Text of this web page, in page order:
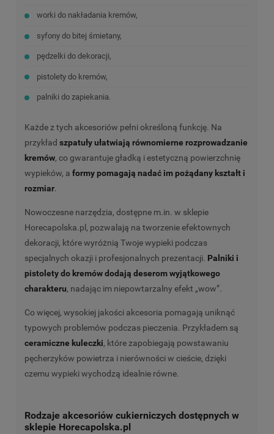
worki do nakładania kremów,
syfony do bitej śmietany,
pędzelki do dekoracji,
pistolety do kremów,
palniki do zapiekania.
Każde z tych akcesoriów pełni określoną funkcję. Na
przykład szpatuły ułatwiają równomierne rozprowadzanie
kremów, co gwarantuje gładką i estetyczną powierzchnię
wypieków, a formy pomagają nadać im pożądany kształt i
rozmiar.
Nowoczesne narzędzia, dostępne m.in. w sklepie
Horecapolska.pl , pozwalają na tworzenie efektownych
dekoracji, które wyróżnią Twoje wypieki podczas
specjalnych okazji i profesjonalnych prezentacji. Palniki i
pistolety do kremów dodają deserom wyjątkowego
charakteru, nadając im niepowtarzalny efekt „wow”.
Co więcej, wysokiej jakości akcesoria pomagają uniknąć
typowych problemów podczas pieczenia. Przykładem są
ceramiczne kuleczki, które zapobiegają powstawaniu
pęcherzyków powietrza i nierówności w cieście, dzięki
czemu wypieki wychodzą idealnie równe.
Rodzaje akcesoriów cukierniczych dostępnych w
sklepie Horecapolska.pl